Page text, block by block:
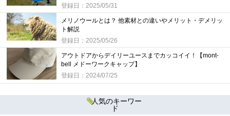
登録日：2025/05/31
メリノウールとは？ 他素材との違いやメリット・デメリッ
ト解説
登録日：2025/05/26
アウトドアからデイリーユースまでカッコイイ！【mont-
bell メドーワークキャップ】
登録日：2024/07/25
人気のキーワー
ド